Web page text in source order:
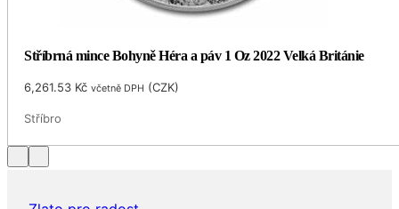
Stříbrná mince Bohyně Héra a páv 1 Oz 2022 Velká Británie
6,261.53 Kč včetně DPH (CZK)
Stříbro